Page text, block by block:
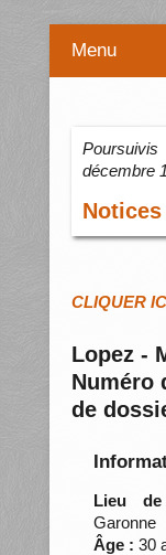
Menu
décembre
CLIQUER
Lopez -
Numéro
de
Lieu
Garonne
Âge : 30